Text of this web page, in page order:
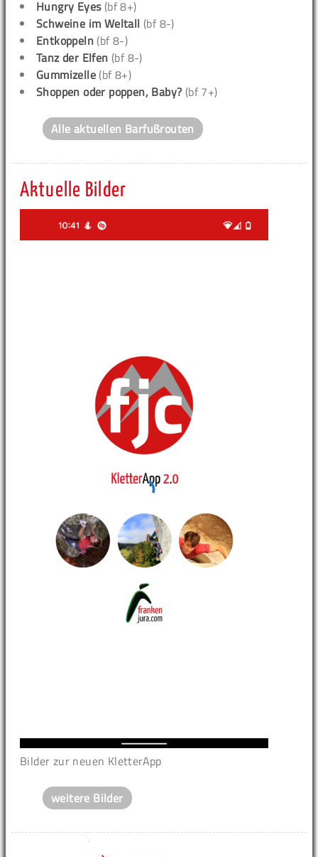
Hungry Eyes(bf 8+)
Schweine im Weltall (bf 8-)
Entkoppeln (bf 8-)
Tanz der Elfen (bf 8-)
Gummizelle (bf 8+)
Shoppen oder poppen, Baby? (bf 7+)
Alle aktuellen Barfußrouten
Aktuelle Bilder
Bilder zur neuen KletterApp
weitere Bilder